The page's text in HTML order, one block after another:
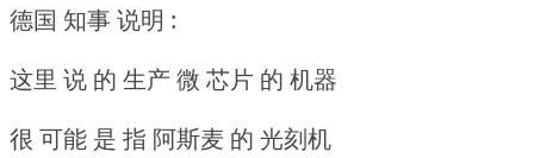
德国 知事 说明 :
这里 说 的 生产 微 芯片 的 机器
很 可能 是 指 阿斯麦 的 光刻机